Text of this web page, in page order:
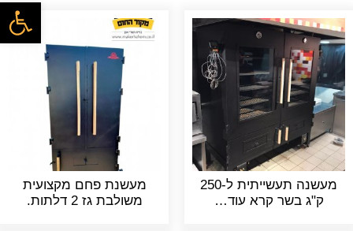
מעשנה תעשייתית ל-250
ק"ג בשר קרא עוד…
מעשנת פחם מקצועית
משולבת גז 2 דלתות.